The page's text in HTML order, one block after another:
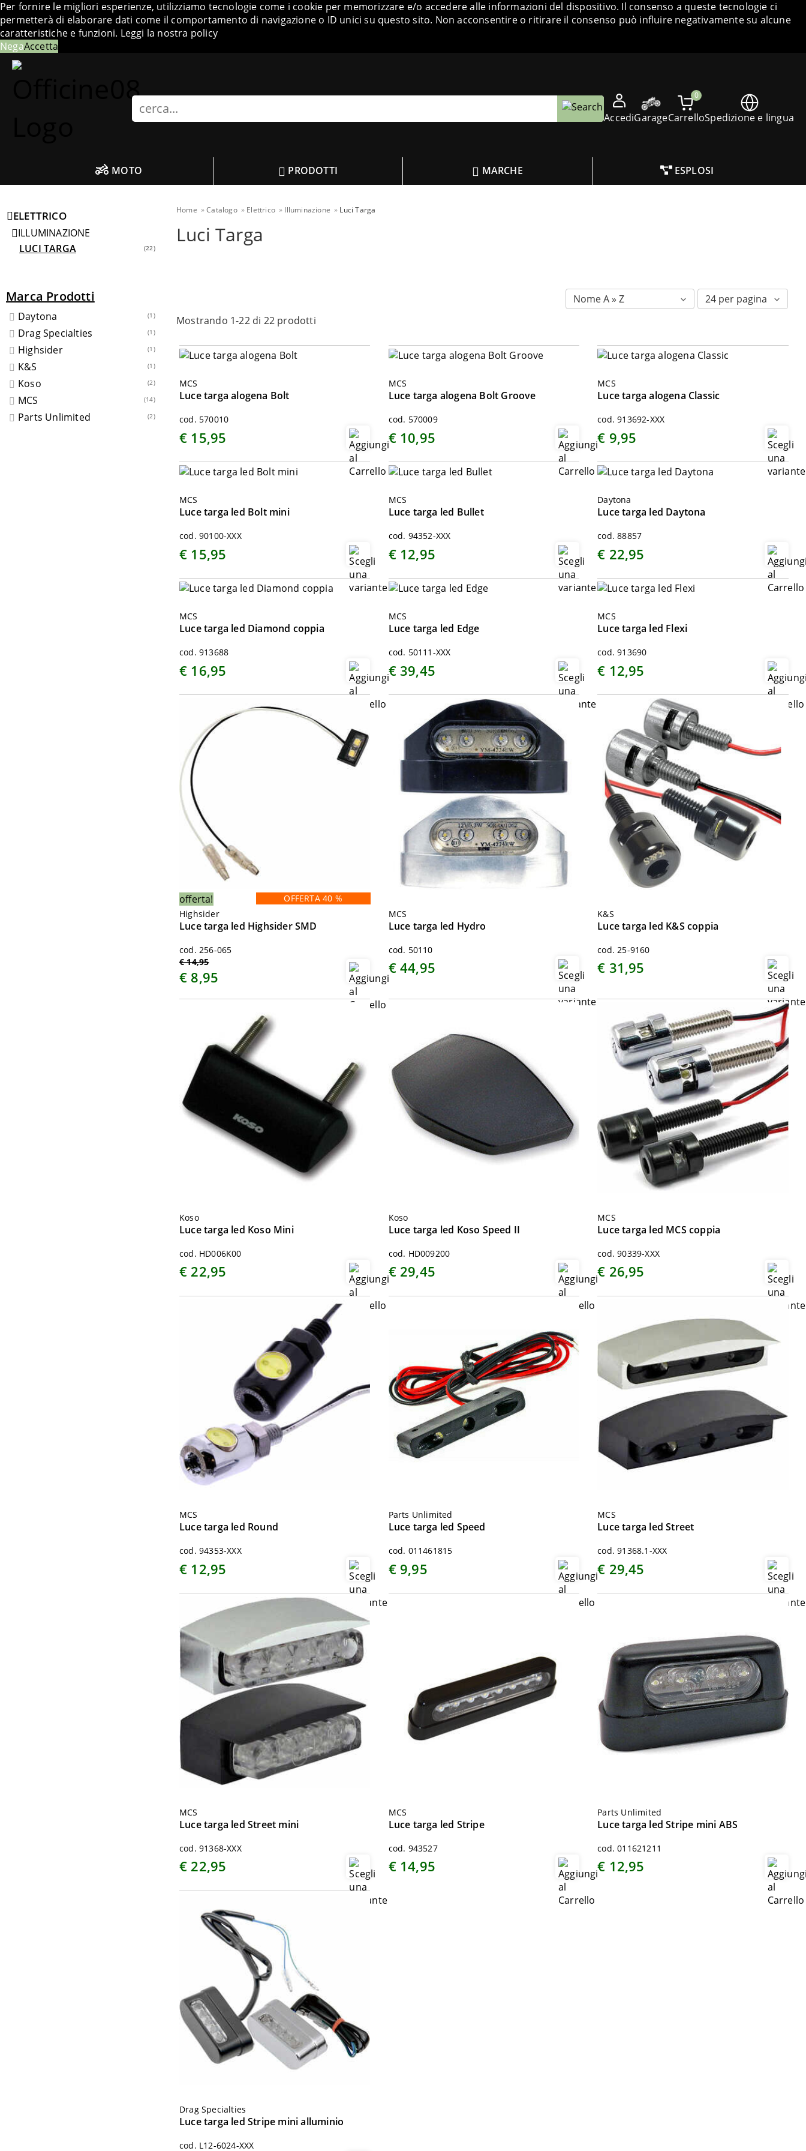
Per fornire le migliori esperienze, utilizziamo tecnologie come i cookie per memorizzare e/o accedere alle informazioni del dispositivo. Il consenso a queste tecnologie ci
permetterà di elaborare dati come il comportamento di navigazione o ID unici su questo sito. Non acconsentire o ritirare il consenso può influire negativamente su alcune
caratteristiche e funzioni. Leggi la nostra policy
NegaAccetta
Search
AccediGarage
0
CarrelloSpedizione e lingua
MOTO PRODOTTI MARCHE ESPLOSI
ELETTRICO
ILLUMINAZIONE
LUCI TARGA
22
Marca Prodotti
Daytona (1)
Drag Specialties (1)
Highsider (1)
K&S (1)
Koso (2)
MCS (14)
Parts Unlimited (2)
Home Catalogo Elettrico Illuminazione Luci Targa
Luci Targa
Mostrando 1-22 di 22 prodotti
MCS
Luce targa alogena Bolt
cod. 570010
€ 15,95
MCS
Luce targa alogena Bolt Groove
cod. 570009
€ 10,95
MCS
Luce targa alogena Classic
cod. 913692-XXX
€ 9,95
MCS
Luce targa led Bolt mini
cod. 90100-XXX
€ 15,95
MCS
Luce targa led Bullet
cod. 94352-XXX
€ 12,95
Daytona
Luce targa led Daytona
cod. 88857
€ 22,95
MCS
Luce targa led Diamond coppia
cod. 913688
€ 16,95
MCS
Luce targa led Edge
cod. 50111-XXX
€ 39,45
MCS
Luce targa led Flexi
cod. 913690
€ 12,95
offerta!
OFFERTA 40 %
Highsider
Luce targa led Highsider SMD
cod. 256-065
€ 14,95
€ 8,95
MCS
Luce targa led Hydro
cod. 50110
€ 44,95
K&S
Luce targa led K&S coppia
cod. 25-9160
€ 31,95
Koso
Luce targa led Koso Mini
cod. HD006K00
€ 22,95
Koso
Luce targa led Koso Speed II
cod. HD009200
€ 29,45
MCS
Luce targa led MCS coppia
cod. 90339-XXX
€ 26,95
MCS
Luce targa led Round
cod. 94353-XXX
€ 12,95
Parts Unlimited
Luce targa led Speed
cod. 011461815
€ 9,95
MCS
Luce targa led Street
cod. 91368.1-XXX
€ 29,45
MCS
Luce targa led Street mini
cod. 91368-XXX
€ 22,95
MCS
Luce targa led Stripe
cod. 943527
€ 14,95
Parts Unlimited
Luce targa led Stripe mini ABS
cod. 011621211
€ 12,95
Drag Specialties
Luce targa led Stripe mini alluminio
cod. L12-6024-XXX